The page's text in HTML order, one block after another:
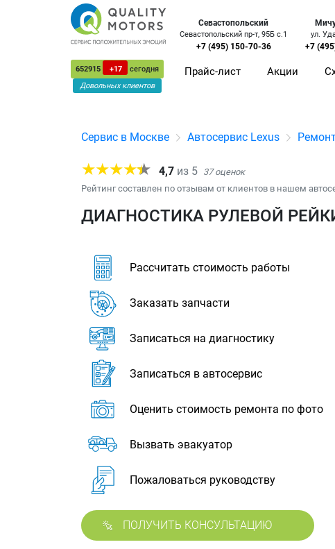
652915 +17
сегодня
Довольных клиентов
Севастопольский
Севастопольский пр-т, 95Б с.1
+7 (495) 150-70-36
ул.
+7
Прайс-лист Акции
Сервис в Москве Автосервис Lexus
4,7 из 5 37оценок
Рейтинг составлен по отзывам от клиентов в нашем
ДИАГНОСТИКА РУЛЕВОЙ
Рассчитать стоимость работы
Заказать запчасти
Записаться на диагностику
Записаться в автосервис
Оценить стоимость ремонта по фото
Вызвать эвакуатор
Пожаловаться руководству
ПОЛУЧИТЬ КОНСУЛЬТАЦИЮ